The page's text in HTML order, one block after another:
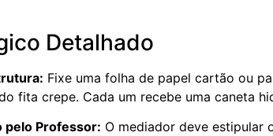
Detalhado
Fixe uma folha de papel cartão ou
fita crepe. Cada um recebe uma caneta
pelo Professor: O mediador deve estipular